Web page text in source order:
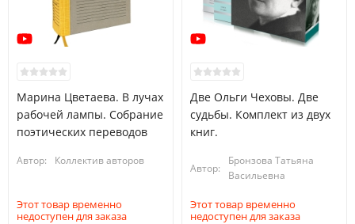
Марина Цветаева. В лучах
рабочей лампы. Собрание
поэтических переводов
Автор: Коллектив авторов
Этот товар временно
недоступен для заказа
Две Ольги Чеховы. Две
судьбы. Комплект из двух
книг.
Автор:
Бронзова Татьяна
Васильевна
Этот товар временно
недоступен для заказа